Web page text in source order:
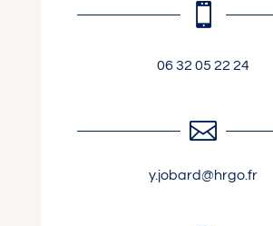

06 32 05 22 24

y.jobard@hrgo.fr